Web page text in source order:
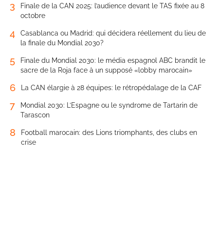
3
Finale de la CAN 2025: l’audience devant le TAS fixée au 8
octobre
4
Casablanca ou Madrid: qui décidera réellement du lieu de
la finale du Mondial 2030?
5
Finale du Mondial 2030: le média espagnol ABC brandit le
sacre de la Roja face à un supposé «lobby marocain»
6 La CAN élargie à 28 équipes: le rétropédalage de la CAF
7
Mondial 2030: L’Espagne ou le syndrome de Tartarin de
Tarascon
8
Football marocain: des Lions triomphants, des clubs en
crise